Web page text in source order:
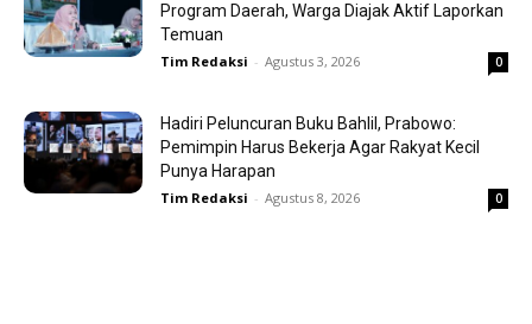
Program Daerah, Warga Diajak Aktif Laporkan
Temuan
Tim Redaksi - Agustus 3, 2026 0
Hadiri Peluncuran Buku Bahlil, Prabowo:
Pemimpin Harus Bekerja Agar Rakyat Kecil
Punya Harapan
Tim Redaksi - Agustus 8, 2026 0